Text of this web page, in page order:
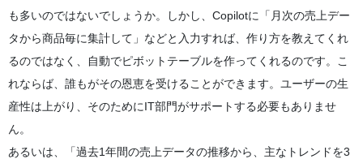
も多いのではないでしょうか。しかし、Copilotに「月次の売上デー
タから商品毎に集計して」などと入力すれば、作り方を教えてくれ
るのではなく、自動でピボットテーブルを作ってくれるのです。こ
れならば、誰もがその恩恵を受けることができます。ユーザーの生
産性は上がり、そのためにIT部門がサポートする必要もありませ
ん。
あるいは、「過去1年間の売上データの推移から、主なトレンドを3